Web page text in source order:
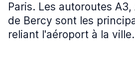
Paris. Les autoroutes A3,
de Bercy sont les
reliant l'aéroport à la ville.